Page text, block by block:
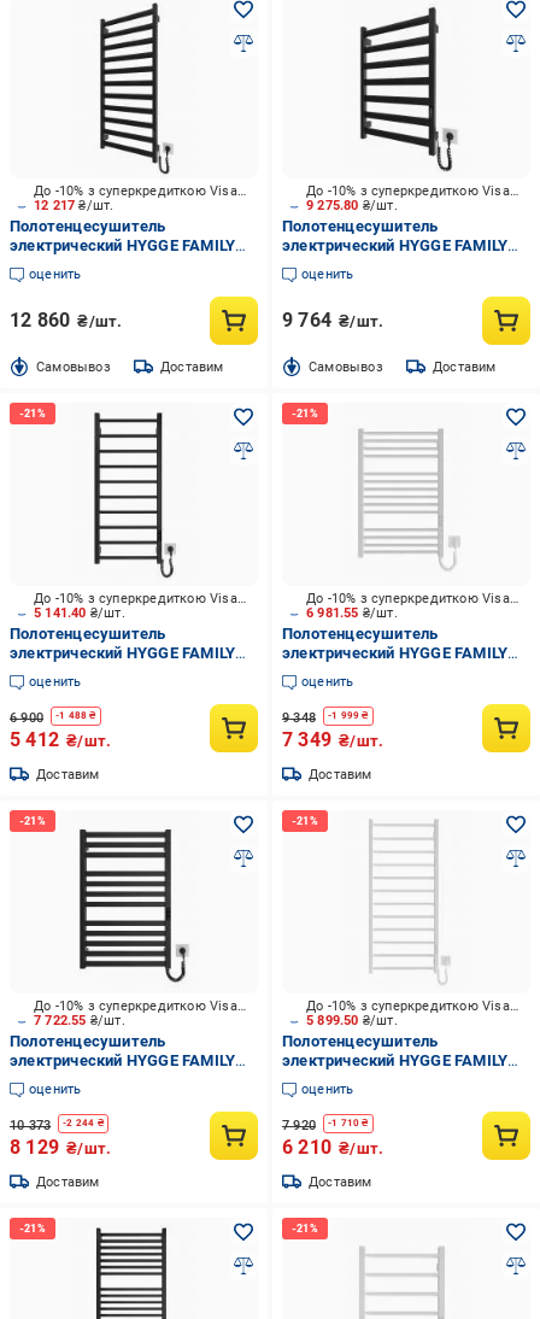
12 217₴/шт.
До -10% з суперкредиткою Visa Вигода
Полотенцесушитель
электрический HYGGE FAMILY
Chester 1170x530 черный мат
оценить
12 860 ₴/шт.
Cамовывоз Доставим
9 275.80 ₴/шт.
До -10% з суперкредиткою Visa Вигода
Полотенцесушитель
электрический HYGGE FAMILY
Chester 770x530 черный мат
оценить
9 764 ₴/шт.
Cамовывоз Доставим
5 141.40 ₴/шт.
До -10% з суперкредиткою Visa Вигода
Полотенцесушитель
электрический HYGGE FAMILY
Leeds 970x430 черный мат
оценить
6 900 -1 488 ₴
5 412 ₴/шт.
Доставим
6 981.55 ₴/шт.
До -10% з суперкредиткою Visa Вигода
Полотенцесушитель
электрический HYGGE FAMILY
Derby 770х530 белый матовый
оценить
9 348 -1 999 ₴
7 349 ₴/шт.
Доставим
7 722.55 ₴/шт.
До -10% з суперкредиткою Visa Вигода
Полотенцесушитель
электрический HYGGE FAMILY
Oxford 770х530 черный мат
оценить
10 373 -2 244 ₴
8 129 ₴/шт.
Доставим
5 899.50 ₴/шт.
До -10% з суперкредиткою Visa Вигода
Полотенцесушитель
электрический HYGGE FAMILY
Leeds 1170x530 белый мат
оценить
7 920 -1 710 ₴
6 210 ₴/шт.
Доставим